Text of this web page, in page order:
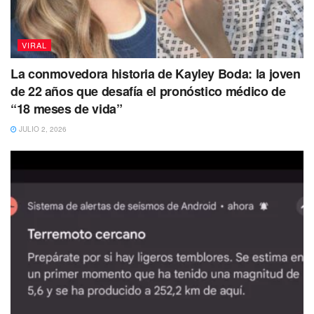
De igual manera,
ancianosrecurrió a las películas tiernas de Disney, como
‘Up’, para disfrazarse como el Señor Fredricksen,
corbata y bastón; así como elpequeño Russel, con su
traje de explorador.
Los clásicos disfraces de Halloweenno debían faltar,
VIRAL
La conmovedora historia de Kayley Boda: la joven
de 22 años que desafía el pronóstico médico de
“18 meses de vida”
JULIO 2, 2026